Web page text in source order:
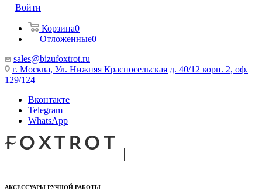
Войти
Корзина0
Отложенные0
sales@bizufoxtrot.ru
г. Москва, Ул. Нижняя Красносельская д. 40/12 корп. 2, оф.
129/124
Вконтакте
Telegram
WhatsApp
АКСЕССУАРЫ РУЧНОЙ РАБОТЫ